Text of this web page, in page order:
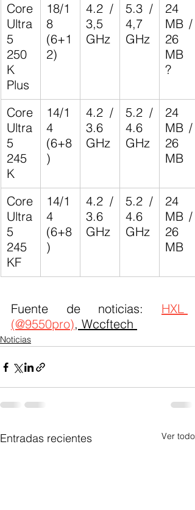
Core
Ultra
5
250
K
Plus
18/1
8
(6+1
2)
4.2 /
3,5
GHz
5.3 /
4,7
GHz
24
MB /
26
MB
?
Core
Ultra
5
245
K
14/1
4
(6+8
)
4.2 /
3.6
GHz
5.2 /
4.6
GHz
24
MB /
26
MB
Core
Ultra
5
245
KF
14/1
4
(6+8
)
4.2 /
3.6
GHz
5.2 /
4.6
GHz
24
MB /
26
MB
Fuente de noticias: HXL
(@9550pro), Wccftech
Noticias
Entradas recientes Ver todo